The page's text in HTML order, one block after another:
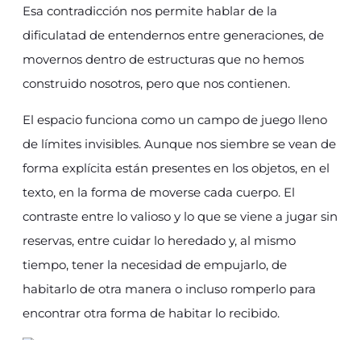
Esa contradicción nos permite hablar de la
dificulatad de entendernos entre generaciones, de
movernos dentro de estructuras que no hemos
construido nosotros, pero que nos contienen.
El espacio funciona como un campo de juego lleno
de límites invisibles. Aunque nos siembre se vean de
forma explícita están presentes en los objetos, en el
texto, en la forma de moverse cada cuerpo. El
contraste entre lo valioso y lo que se viene a jugar sin
reservas, entre cuidar lo heredado y, al mismo
tiempo, tener la necesidad de empujarlo, de
habitarlo de otra manera o incluso romperlo para
encontrar otra forma de habitar lo recibido.